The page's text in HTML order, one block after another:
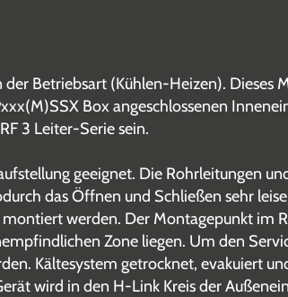
Betriebsart (Kühlen-Heizen). Dieses
Box angeschlossenen
3 Leiter-Serie sein.
geeignet. Die Rohrleitungen
das Öffnen und Schließen sehr
werden. Der Montagepunkt im
Zone liegen. Um den
Kältesystem getrocknet, evakuiert
wird in den H-Link Kreis der